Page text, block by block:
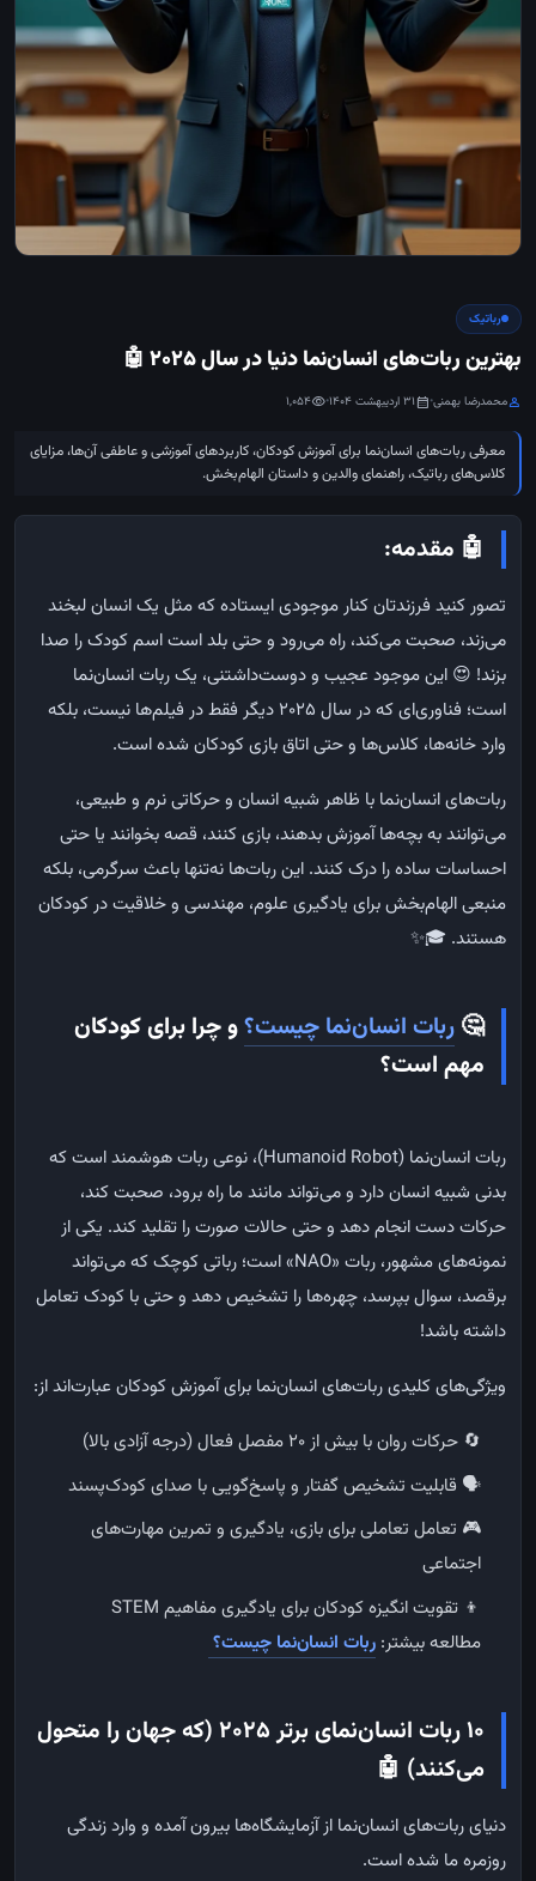
رباتیک
بهترین ربات‌های انسان‌نما دنیا در سال ۲۰۲۵ 🤖
personمحمدرضا بهمنی•
calendar_month31 اردیبهشت 1404 •
visibility
1,054
معرفی ربات‌های انسان‌نما برای آموزش کودکان، کاربردهای آموزشی و عاطفی آن‌ها، مزایای
کلاس‌های رباتیک، راهنمای والدین و داستان‌ الهام‌بخش.
🤖 مقدمه:
تصور کنید فرزندتان کنار موجودی ایستاده که مثل یک انسان لبخند
می‌زند، صحبت می‌کند، راه می‌رود و حتی بلد است اسم کودک را صدا
بزند! 😍 اینموجود عجیب ودوست‌داشتنی، یکربات انسان‌نما
است؛ فناوری‌ای که در سال ۲۰۲۵ دیگر فقط در فیلم‌ها نیست، بلکه
وارد خانه‌ها، کلاس‌ها و حتی اتاق بازی کودکان شده است.
ربات‌های انسان‌نما با ظاهر شبیه انسان و حرکاتی نرم و طبیعی،
می‌توانند به بچه‌ها آموزش بدهند، بازی کنند، قصه بخوانند یا حتی
احساسات ساده را درک کنند. این ربات‌ها نه‌تنها باعث سرگرمی، بلکه
منبعی الهام‌بخش برای یادگیری علوم، مهندسی و خلاقیت در کودکان
هستند. 🎓✨
🤔 ربات انسان‌نما چیست؟و چرا برای کودکان
مهم است؟
ربات انسان‌نما (Humanoid Robot)
، نوعی ربات هوشمند است که
بدنی شبیه انسان دارد و می‌تواند مانند ما راه برود، صحبت کند،
حرکات دست انجام دهد و حتی حالات صورت را تقلید کند. یکی از
نمونه‌های مشهور، ربات «NAO»
است؛ رباتی کوچک که می‌تواند
برقصد، سوال بپرسد، چهره‌ها را تشخیص دهد و حتی با کودک تعامل
داشته باشد!
ویژگی‌های کلیدی ربات‌های انسان‌نما برای آموزش کودکان عبارت‌اند از:
🔄 حرکات روان با بیش از۲۰ مفصل فعال (درجه آزادی بالا)
🗣️ قابلیت تشخیص گفتار و پاسخ‌گویی با صدای کودک‌پسند
🎮 تعامل تعاملی برای بازی، یادگیری و تمرین مهارت‌های
اجتماعی
👦 تقویت انگیزه کودکان برای یادگیری مفاهیم
مطالعه بیشتر: ربات انسان‌نما چیست؟
10ربات انسان‌نمای برتر 2025 ( که جهان را متحول
می‌کنند) 🤖
دنیایربات‌هایانسان‌نما ازآزمایشگاه‌ها بیرونآمده و واردزندگی
روزمرهما شدهاست.